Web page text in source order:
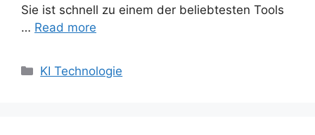
Sie ist schnell zu einem der beliebtesten Tools
… Read more
Categories
KI Technologie